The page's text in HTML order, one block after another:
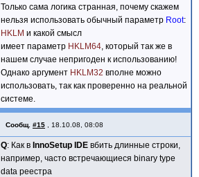
Только сама логика странная, почему скажем
нельзя использовать обычный параметр Root:
HKLM и какой смысл
имеет параметр HKLM64 , который так же в
нашем случае непригоден к использованию!
Однако аргумент HKLM32 вполне можно
использовать, так как проверенно на реальной
системе.
Сообщ. #15 18.10.08, 08:08
Q: Как в InnoSetup IDE вбить длинные строки,
например, часто встречающиеся binary type
data реестра